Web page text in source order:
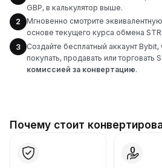
GBP, в калькулятор выше.
2
Мгновенно смотрите
основе текущего курса обмена
3
Создайте бесплатный аккаунт
покупать, продавать или торговать
комиссией за конвертацию.
Почему стоит